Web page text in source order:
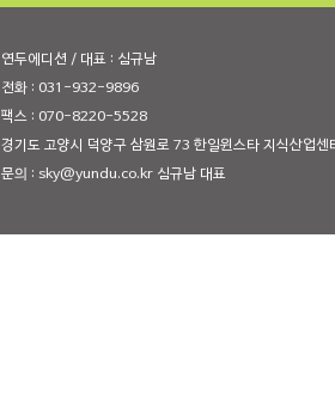
연두에디션 / 대표 : 심규남
전화 : 031-932-9896
팩스 : 070-8220-5528
경기도 고양시 덕양구 삼원로 73 한일윈스타 지식산업
문의 : sky@yundu.co.kr 심규남 대표